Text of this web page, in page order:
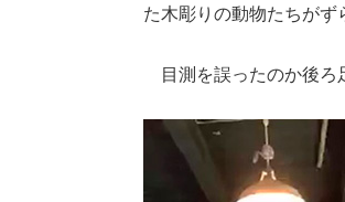
た木彫りの動物たちがず
目測を誤ったのか後ろ